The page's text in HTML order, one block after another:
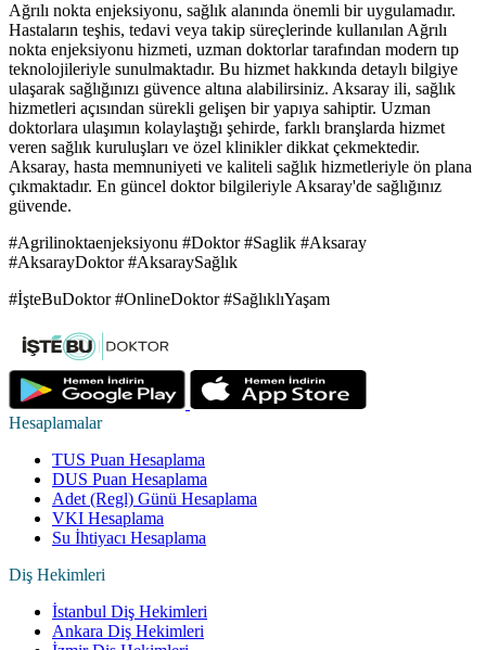
Ağrılı nokta enjeksiyonu, sağlık alanında önemli bir uygulamadır.
Hastaların teşhis, tedavi veya takip süreçlerinde kullanılan Ağrılı
nokta enjeksiyonu hizmeti, uzman doktorlar tarafından modern tıp
teknolojileriyle sunulmaktadır. Bu hizmet hakkında detaylı bilgiye
ulaşarak sağlığınızı güvence altına alabilirsiniz. Aksaray ili, sağlık
hizmetleri açısından sürekli gelişen bir yapıya sahiptir. Uzman
doktorlara ulaşımın kolaylaştığı şehirde, farklı branşlarda hizmet
veren sağlık kuruluşları ve özel klinikler dikkat çekmektedir.
Aksaray, hasta memnuniyeti ve kaliteli sağlık hizmetleriyle ön plana
çıkmaktadır. En güncel doktor bilgileriyle Aksaray'de sağlığınız
güvende.
#Agrilinoktaenjeksiyonu #Doktor #Saglik #Aksaray
#AksarayDoktor #AksaraySağlık
#İşteBuDoktor #OnlineDoktor #SağlıklıYaşam
Hesaplamalar
TUS Puan Hesaplama
DUS Puan Hesaplama
Adet (Regl) Günü Hesaplama
VKI Hesaplama
Su İhtiyacı Hesaplama
Diş Hekimleri
İstanbul Diş Hekimleri
Ankara Diş Hekimleri